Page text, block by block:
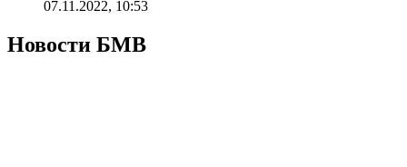
07.11.2022, 10:53
Новости БМВ